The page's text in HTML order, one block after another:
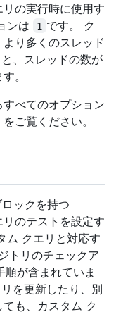
の実行時に使用す
ンは
1 です。 ク
り多くのスレッド
、スレッドの数が
。
べてのオプション
をご覧ください。
ロックを持つ
のテストを設定す
ム クエリと対応す
トリのチェックア
が含まれていま
を更新したり、別
も、カスタム ク